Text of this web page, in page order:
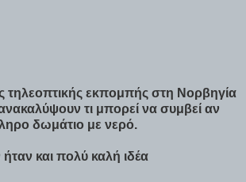
τηλεοπτικής εκπομπής στη Νορβηγία
τι μπορεί να συμβεί αν
δωμάτιο με νερό.
και πολύ καλή ιδέα